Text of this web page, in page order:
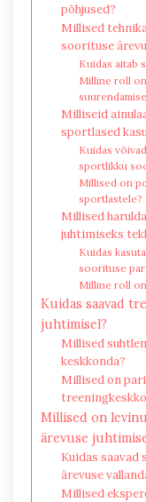
põhjused?
Millised
soorituse
Kuidas aitab
Milline roll
Milliseid
sportlased
Kuidas
sportlikku
Millised on
sportlastele?
Millised
juhtimiseks
Kuidas
soorituse
Milline roll
Kuidas saavad
juhtimisel?
Millised
keskkonda?
Millised on
Millised on
ärevuse
Kuidas saavad
ärevuse
Millised